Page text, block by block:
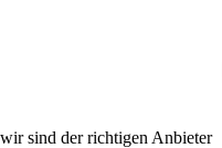
sind der richtigen Anbieter